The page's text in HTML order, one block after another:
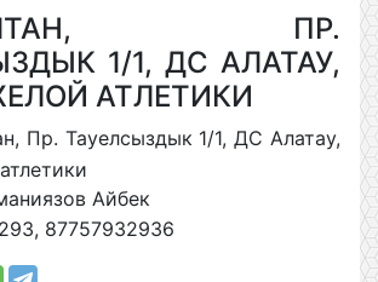
ПР.
1/1, ДС АЛАТАУ,
АТЛЕТИКИ
Пр. Тауелсыздык 1/1, ДС Алатау,
Айбек
87757932936